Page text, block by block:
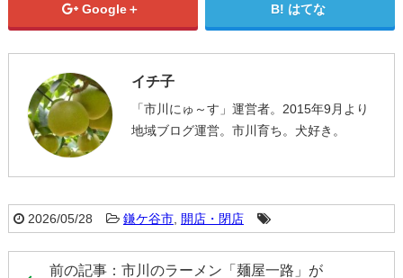
Google＋ はてな
イチ子
「市川にゅ～す」運営者。2015年9月より
地域ブログ運営。市川育ち。犬好き。
2026/05/28 鎌ケ谷市, 開店・閉店
前の記事：市川のラーメン「麺屋一路」が